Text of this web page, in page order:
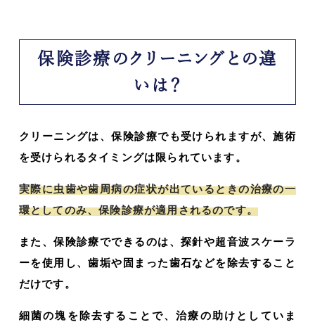
保険診療のクリーニングとの違
いは？
クリーニングは、保険診療でも受けられますが、施術
を受けられるタイミングは限られています。
実際に虫歯や歯周病の症状が出ているときの治療の一
環としてのみ、保険診療が適用されるのです。
また、保険診療でできるのは、探針や超音波スケーラ
ーを使用し、歯垢や固まった歯石などを除去すること
だけです。
細菌の塊を除去することで、治療の助けとしていま